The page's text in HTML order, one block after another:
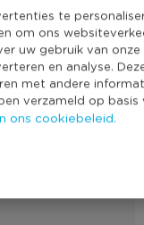
te
om ons
uw gebruik van onze
en analyse.
met andere
verzameld op basis
ons cookiebeleid.
28